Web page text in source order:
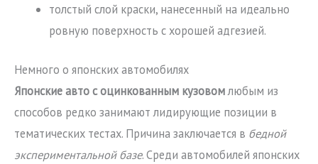
толстый слой краски, нанесенный на идеально
ровную поверхность с хорошей адгезией.
Немного о японских автомобилях
Японские авто с оцинкованным кузовомлюбым из
способов редко занимают лидирующие позиции в
тематических тестах. Причина заключается в бедной
экспериментальной базе. Среди автомобилей японских